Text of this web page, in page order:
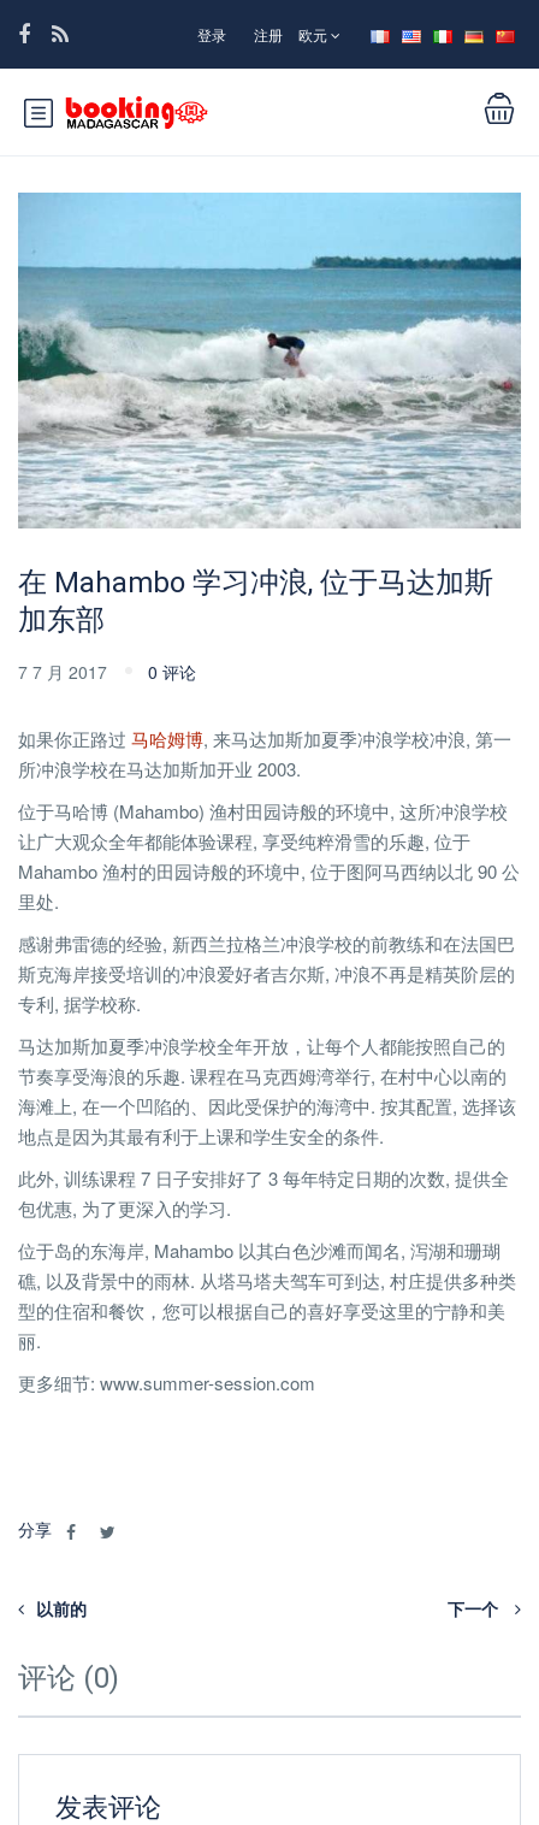
登录 注册 欧元
在 Mahambo 学习冲浪, 位于马达加斯
加东部
7 7 月 2017 0 评论
如果你正路过 马哈姆博, 来马达加斯加夏季冲浪学校冲浪, 第一
所冲浪学校在马达加斯加开业 2003.
位于马哈博 (Mahambo) 渔村田园诗般的环境中, 这所冲浪学校
让广大观众全年都能体验课程, 享受纯粹滑雪的乐趣, 位于
Mahambo 渔村的田园诗般的环境中, 位于图阿马西纳以北 90 公
里处.
感谢弗雷德的经验, 新西兰拉格兰冲浪学校的前教练和在法国巴
斯克海岸接受培训的冲浪爱好者吉尔斯, 冲浪不再是精英阶层的
专利, 据学校称.
马达加斯加夏季冲浪学校全年开放，让每个人都能按照自己的
节奏享受海浪的乐趣. 课程在马克西姆湾举行, 在村中心以南的
海滩上, 在一个凹陷的、因此受保护的海湾中. 按其配置, 选择该
地点是因为其最有利于上课和学生安全的条件.
此外, 训练课程 7 日子安排好了 3 每年特定日期的次数, 提供全
包优惠, 为了更深入的学习.
位于岛的东海岸, Mahambo 以其白色沙滩而闻名, 泻湖和珊瑚
礁, 以及背景中的雨林. 从塔马塔夫驾车可到达, 村庄提供多种类
型的住宿和餐饮，您可以根据自己的喜好享受这里的宁静和美
丽.
更多细节: www.summer-session.com
分享
以前的 下一个
评论 (0)
发表评论